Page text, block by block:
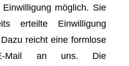
möglich. Sie
erteilte Einwilligung
reicht eine formlose
Mail an uns. Die